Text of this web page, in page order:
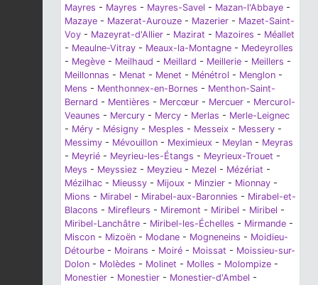
Mayres - Mayres - Mayres-Savel - Mazan-l'Abbaye -
Mazaye - Mazerat-Aurouze - Mazerier - Mazet-Saint-
Voy - Mazeyrat-d'Allier - Mazirat - Mazoires - Méallet
- Meaulne-Vitray - Meaux-la-Montagne - Medeyrolles
- Megève - Meilhaud - Meillard - Meillerie - Meillers -
Meillonnas - Menat - Menet - Ménétrol - Menglon -
Mens - Menthonnex-en-Bornes - Menthon-Saint-
Bernard - Mentières - Mercœur - Mercuer - Mercurol-
Veaunes - Mercury - Mercy - Merlas - Merle-Leignec
- Méry - Mésigny - Mesples - Messeix - Messery -
Messimy - Mévouillon - Meximieux - Meylan - Meyras
- Meyrié - Meyrieu-les-Étangs - Meyrieux-Trouet -
Meys - Meyssiez - Meyzieu - Mezel - Mézériat -
Mézilhac - Mieussy - Mijoux - Minzier - Mionnay -
Mions - Mirabel - Mirabel-aux-Baronnies - Mirabel-et-
Blacons - Mirefleurs - Miremont - Miribel - Miribel -
Miribel-Lanchâtre - Miribel-les-Échelles - Mirmande -
Miscon - Mizoën - Modane - Mogneneins - Moidieu-
Détourbe - Moirans - Moiré - Moissat - Moissieu-sur-
Dolon - Molèdes - Molinet - Molles - Molompize -
Monestier - Monestier - Monestier-d'Ambel -